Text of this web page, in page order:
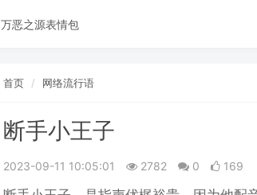
万恶之源表情包
首页 网络流行语
断手小王子
2023-09-11 10:05:01 2782 0 169